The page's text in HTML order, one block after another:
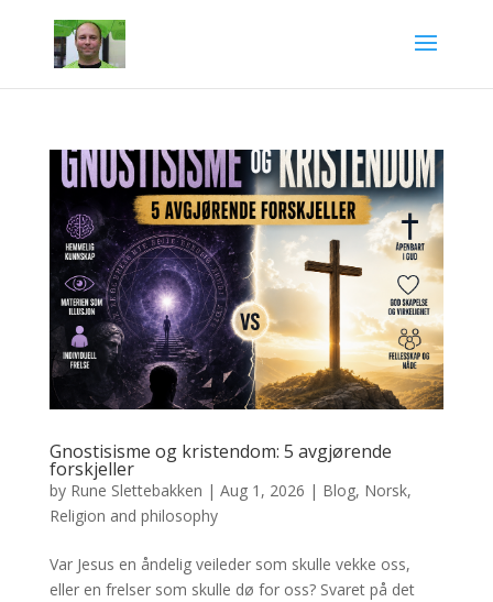
Gnostisisme og kristendom: 5 avgjørende
forskjeller
by Rune Slettebakken | Aug 1, 2026 | Blog, Norsk,
Religion and philosophy
Var Jesus en åndelig veileder som skulle vekke oss,
eller en frelser som skulle dø for oss? Svaret på det